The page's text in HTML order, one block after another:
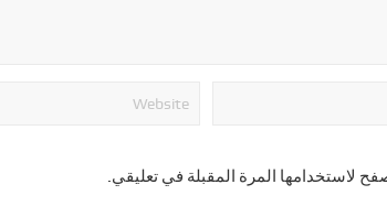
لاستخدامها المرة المقبلة في تعليقي.